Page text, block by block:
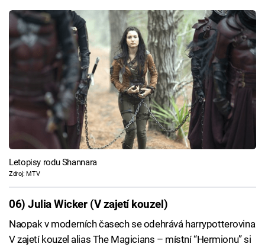
Letopisy rodu Shannara
Zdroj: MTV
06) Julia Wicker (V zajetí kouzel)
Naopak v moderních časech se odehrává harrypotterovina
V zajetí kouzel alias The Magicians – místní “Hermionu” si